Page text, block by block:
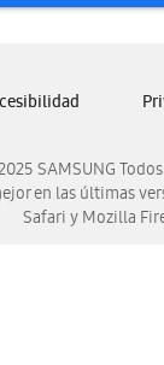
Samsung
Samsung
SAMSUNG
en las últimas
Safari y Mozilla